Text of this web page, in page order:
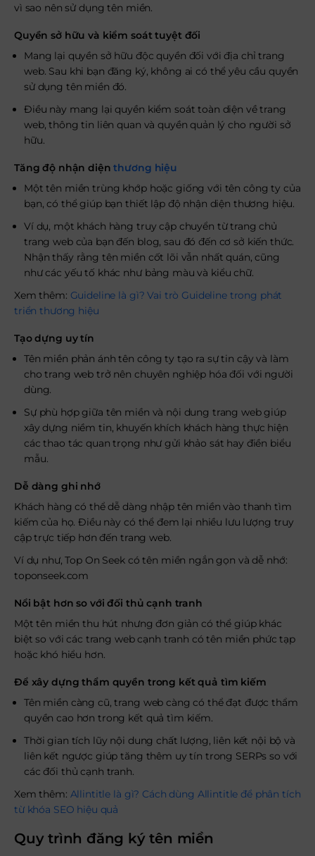
vì sao nên sử dụng tên miền.
Quyền sở hữu và kiểm soát tuyệt đối
Mang lại quyền sở hữu độc quyền đối với địa chỉ trang
web. Sau khi bạn đăng ký, không ai có thể yêu cầu quyền
sử dụng tên miền đó.
Điều này mang lại quyền kiểm soát toàn diện về trang
web, thông tin liên quan và quyền quản lý cho người sở
hữu.
Tăng độ nhận diệnthương hiệu
Một tên miền trùng khớp hoặc giống với tên công ty của
bạn, có thể giúp bạn thiết lập độ nhận diện thương hiệu.
Ví dụ, một khách hàng truy cập chuyển từ trang chủ
trang web của bạn đến blog, sau đó đến cơ sở kiến ​​thức.
Nhận thấy rằng tên miền cốt lõi vẫn nhất quán, cũng
như các yếu tố khác như bảng màu và kiểu chữ.
Xem thêm: Guideline là gì? Vai trò Guideline trong phát
triển thương hiệu
Tạo dựng uy tín
Tên miền phản ánh tên công ty tạo ra sự tin cậy và làm
cho trang web trở nên chuyên nghiệp hóa đối với người
dùng.
Sự phù hợp giữa tên miền và nội dung trang web giúp
xây dựng niềm tin, khuyến khích khách hàng thực hiện
các thao tác quan trọng như gửi khảo sát hay điền biểu
mẫu.
Dễ dàng ghi nhớ
Khách hàng có thể dễ dàng nhập tên miền vào thanh tìm
kiếm của họ. Điều này có thể đem lại nhiều lưu lượng truy
cập trực tiếp hơn đến trang web.
Ví dụ như, Top On Seek có tên miền ngắn gọn và dễ nhớ:
toponseek.com
Nổi bật hơn so với đối thủ cạnh tranh
Một tên miền thu hút nhưng đơn giản có thể giúp khác
biệt so với các trang web cạnh tranh có tên miền phức tạp
hoặc khó hiểu hơn.
Để xây dựng thẩm quyền trong kết quả tìm kiếm
Tên miền càng cũ, trang web càng có thể đạt được thẩm
quyền cao hơn trong kết quả tìm kiếm.
Thời gian tích lũy nội dung chất lượng, liên kết nội bộ và
liên kết ngược giúp tăng thêm uy tín trong SERPs so với
các đối thủ cạnh tranh.
Xem thêm: Allintitle là gì? Cách dùng Allintitle để phân tích
từ khóa SEO hiệu quả
Quy trình đăng ký tên miền